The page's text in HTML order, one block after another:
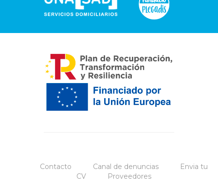
Contacto Canal de denuncias
Envia tu
CV
Proveedores